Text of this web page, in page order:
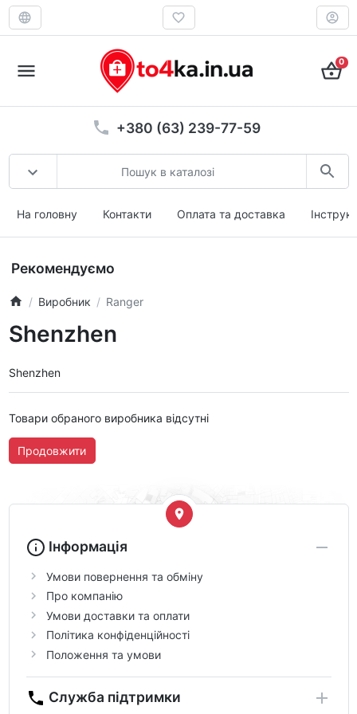
0
+380 (63) 239-77-59
На головну Контакти Оплата та доставка
Рекомендуємо
Виробник Ranger
Shenzhen
Shenzhen
Товари обраного виробника відсутні
Продовжити
Інформація
Умови повернення та обміну
Про компанію
Умови доставки та оплати
Політика конфіденційності
Положення та умови
Служба підтримки